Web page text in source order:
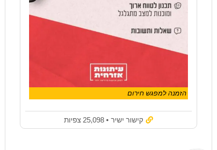
הזמנה למפגש חירום
קישור ישיר • 25,098 צפיות